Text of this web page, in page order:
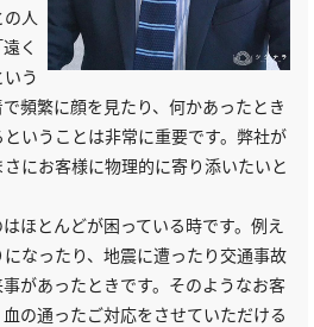
人
く
う
頻繁に顔を見たり、何かあったとき
いうことは非常に重要です。弊社が
にお客様に物理的に寄り添いたいと
ほとんどが困っている時です。例え
なったり、地震に遭ったり交通事故
があったときです。そのようなお客
の通ったご対応をさせていただける